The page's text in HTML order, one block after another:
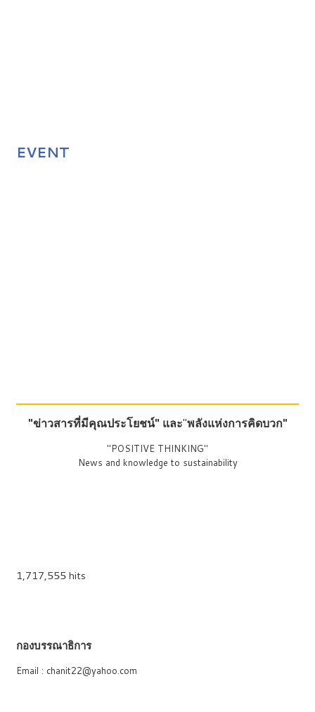
EVENT
"ข่าวสารที่มีคุณประโยชน์" และ"พลังแห่งการคิดบวก"
"POSITIVE THINKING"
News and knowledge to sustainability
1,717,555 hits
กองบรรณาธิการ
Email : chanit22@yahoo.com